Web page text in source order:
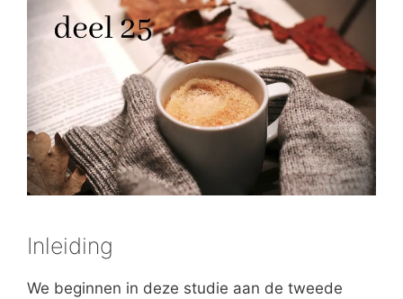
Inleiding
We beginnen in deze studie aan de tweede